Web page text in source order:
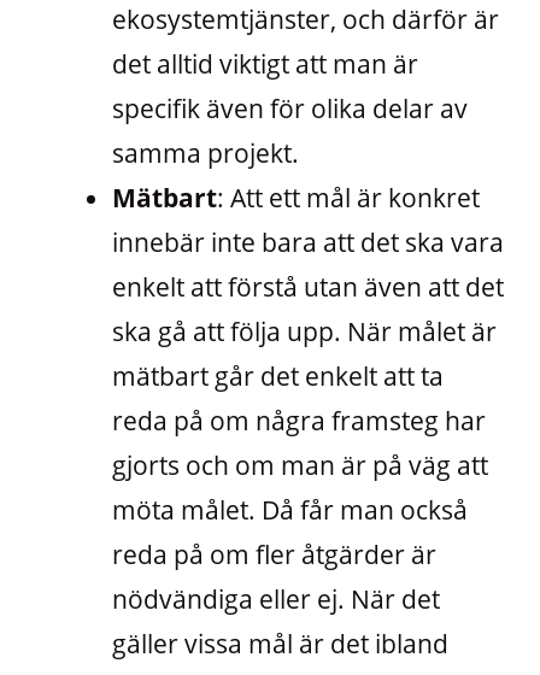
ekosystemtjänster, och därför är
det alltid viktigt att man är
specifik även för olika delar av
samma projekt.
Mätbart: Att ett mål är konkret
innebär inte bara att det ska vara
enkelt att förstå utan även att det
ska gå att följa upp. När målet är
mätbart går det enkelt att ta
reda på om några framsteg har
gjorts och om man är på väg att
möta målet. Då får man också
reda på om fler åtgärder är
nödvändiga eller ej. När det
gäller vissa mål är det ibland